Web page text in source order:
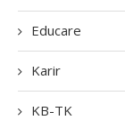
Educare
Karir
KB-TK